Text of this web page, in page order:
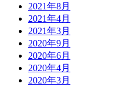
2021年8月
2021年4月
2021年3月
2020年9月
2020年6月
2020年4月
2020年3月